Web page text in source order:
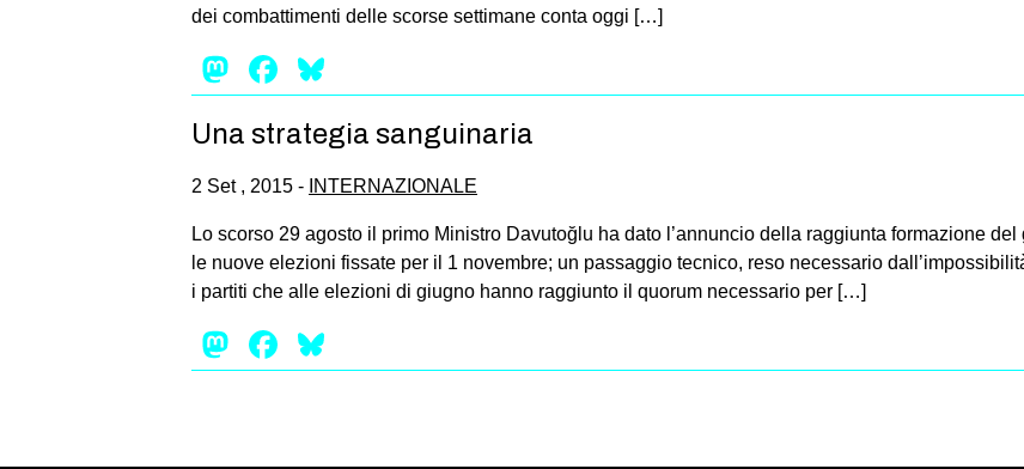
dei combattimenti delle scorse settimane conta oggi […]
Mastodon
Facebook
Una strategia sanguinaria
2 Set , 2015 - INTERNAZIONALE
Lo scorso 29 agosto il primo Ministro Davutoğlu ha dato l’annuncio della raggiunta formazione
le nuove elezioni fissate per il 1 novembre; un passaggio tecnico, reso necessario
i partiti che alle elezioni di giugno hanno raggiunto il quorum necessario per […]
Mastodon
Facebook